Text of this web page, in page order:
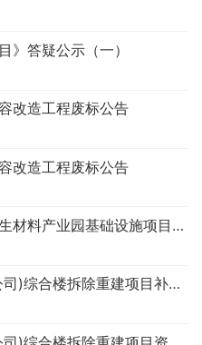
》答疑公示（一）
改造工程废标公告
改造工程废标公告
湖南汨罗循环经济产业园区再生材料产业园基础设施项目建设工程（一期）—创新大道工程补充通知
岳阳市解放路(新华书店实业公司)综合楼拆除重建项目补充通知